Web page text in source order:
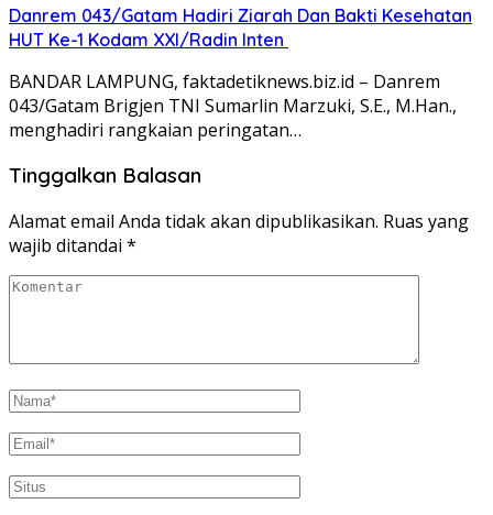
Danrem 043/Gatam Hadiri Ziarah Dan Bakti Kesehatan
HUT Ke-1 Kodam XXI/Radin Inten
BANDAR LAMPUNG, faktadetiknews.biz.id – Danrem
043/Gatam Brigjen TNI Sumarlin Marzuki, S.E., M.Han.,
menghadiri rangkaian peringatan…
Tinggalkan Balasan
Alamat email Anda tidak akan dipublikasikan. Ruas yang
wajib ditandai *